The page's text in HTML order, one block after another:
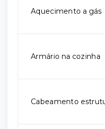
Aquecimento a gás
Armário na cozinha
Cabeamento